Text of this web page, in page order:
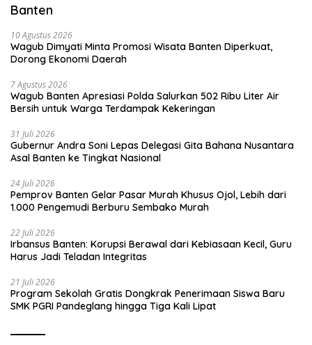
Banten
10 Agustus 2026
Wagub Dimyati Minta Promosi Wisata Banten Diperkuat,
Dorong Ekonomi Daerah
7 Agustus 2026
Wagub Banten Apresiasi Polda Salurkan 502 Ribu Liter Air
Bersih untuk Warga Terdampak Kekeringan
31 Juli 2026
Gubernur Andra Soni Lepas Delegasi Gita Bahana Nusantara
Asal Banten ke Tingkat Nasional
24 Juli 2026
Pemprov Banten Gelar Pasar Murah Khusus Ojol, Lebih dari
1.000 Pengemudi Berburu Sembako Murah
22 Juli 2026
Irbansus Banten: Korupsi Berawal dari Kebiasaan Kecil, Guru
Harus Jadi Teladan Integritas
21 Juli 2026
Program Sekolah Gratis Dongkrak Penerimaan Siswa Baru
SMK PGRI Pandeglang hingga Tiga Kali Lipat